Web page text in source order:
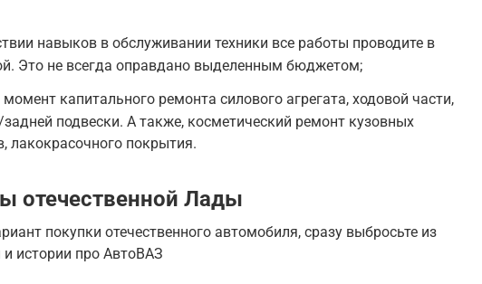
навыков в обслуживании техники все работы проводите в
Это не всегда оправдано выделенным бюджетом;
момент капитального ремонта силового агрегата, ходовой части,
задней подвески. А также, косметический ремонт кузовных
лакокрасочного покрытия.
отечественной Лады
покупки отечественного автомобиля, сразу выбросьте из
и истории про АвтоВАЗ